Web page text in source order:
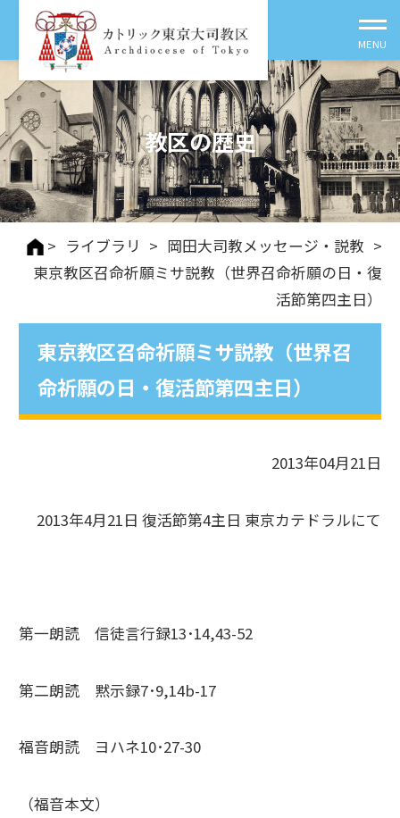
教区の歴史
> ライブラリ > 岡田大司教メッセージ・説教 >
東京教区召命祈願ミサ説教（世界召命祈願の日・復
活節第四主日）
東京教区召命祈願ミサ説教（世界召
命祈願の日・復活節第四主日）
2013年04月21日
2013年4月21日 復活節第4主日 東京カテドラルにて
第一朗読 信徒言行録13･14,43-52
第二朗読 黙示録7･9,14b-17
福音朗読 ヨハネ10･27-30
（福音本文）